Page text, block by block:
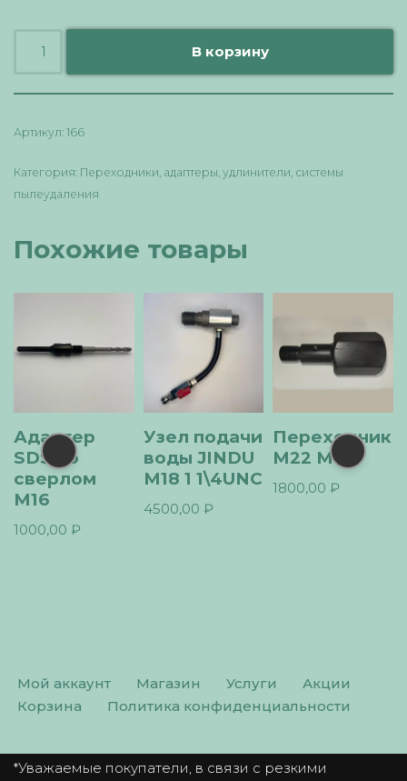
В корзину
Артикул: 166
Категория: Переходники, адаптеры, удлинители, системы
пылеудаления
Похожие товары
Узел подачи
воды JINDU
М18 1 1\4UNC
4500,00
Переходник
М22 М16
1800,00₽
1 1\4UNC
M16
Мой аккаунт Магазин Услуги
Акции
Корзина
Политика конфиденциальности
*Уважаемые покупатели, в связи с резкими